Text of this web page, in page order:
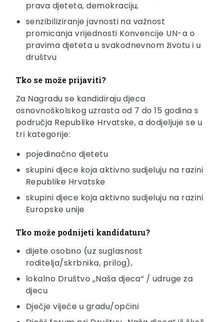
prava djeteta, demokraciju,
senzibiliziranje javnosti na važnost
promicanja vrijednosti Konvencije UN-a o
pravima djeteta u svakodnevnom životu i u
društvu
Tko se može prijaviti?
Za Nagradu se kandidiraju djeca
osnovnoškolskog uzrasta od 7 do 15 godina s
područja Republike Hrvatske, a dodjeljuje se u
tri kategorije:
pojedinačno djetetu
skupini djece koja aktivno sudjeluju na razini
Republike Hrvatske
skupini djece koja aktivno sudjeluju na razini
Europske unije
Tko može podnijeti kandidaturu?
dijete osobno (uz suglasnost
roditelja/skrbnika, prilog),
lokalno Društvo „Naša djeca“ / udruge za
djecu
Dječje vijeće u gradu/općini